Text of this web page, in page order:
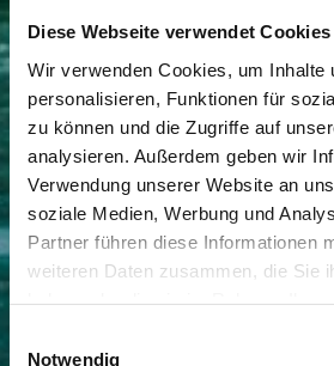
Diese Webseite verwendet Cookies
Wir verwenden Cookies, um Inhalte
personalisieren, Funktionen für
zu können und die Zugriffe auf
analysieren. Außerdem geben wir
Verwendung unserer Website an
soziale Medien, Werbung und
Partner führen diese Informationen
weiteren Daten zusammen, die Sie
Notwendig